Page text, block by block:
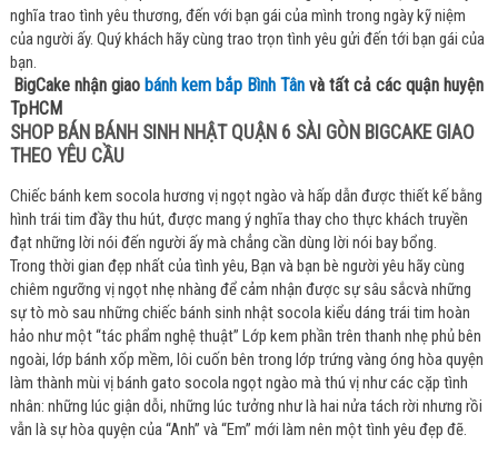
nghĩa trao tình yêu thương, đến với bạn gái của mình trong ngày kỹ niệm
của người ấy. Quý khách hãy cùng trao trọn tình yêu gửi đến tới bạn gái của
bạn.
BigCake nhận giao bánh kem bắp Bình Tânvà tất cả các quận huyện
TpHCM
SHOP BÁN BÁNH SINH NHẬT QUẬN 6 SÀI GÒN BIGCAKE GIAO
THEO YÊU CẦU
Chiếc bánh kem socola hương vị ngọt ngào và hấp dẫn được thiết kế bằng
hình trái tim đầy thu hút, được mang ý nghĩa thay cho thực khách truyền
đạt những lời nói đến người ấy mà chẳng cần dùng lời nói bay bổng.
Trong thời gian đẹp nhất của tình yêu, Bạn và bạn bè người yêu hãy cùng
chiêm ngưỡng vị ngọt nhẹ nhàng để cảm nhận được sự sâu sắcvà những
sự tò mò sau những chiếc bánh sinh nhật socola kiểu dáng trái tim hoàn
hảo như một “tác phẩm nghệ thuật” Lớp kem phần trên thanh nhẹ phủ bên
ngoài, lớp bánh xốp mềm, lôi cuốn bên trong lớp trứng vàng óng hòa quyện
làm thành mùi vị bánh gato socola ngọt ngào mà thú vị như các cặp tình
nhân: những lúc giận dỗi, những lúc tưởng như là hai nửa tách rời nhưng rồi
vẫn là sự hòa quyện của “Anh” và “Em” mới làm nên một tình yêu đẹp đẽ.